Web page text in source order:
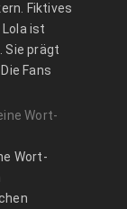
Fiktives
Lola ist
Sie prägt
Fans
Wort-
Wort-